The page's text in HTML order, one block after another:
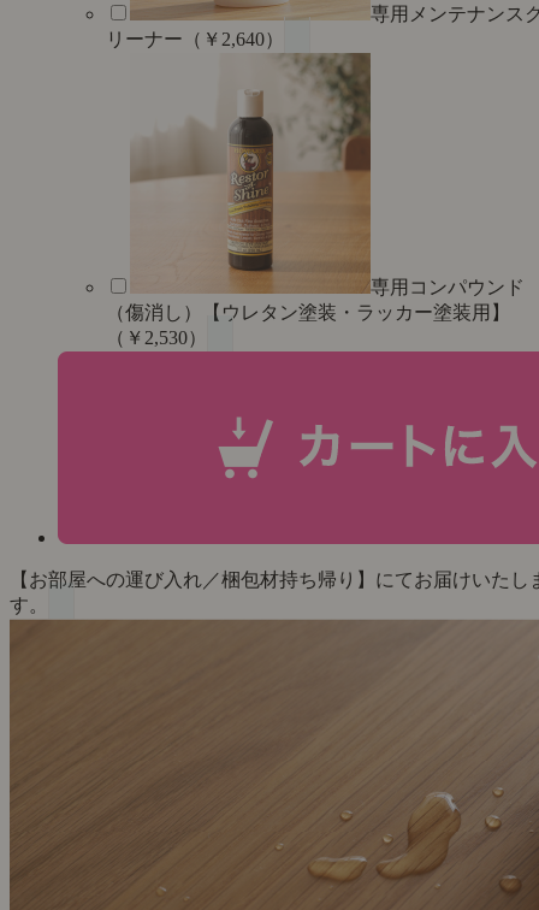
専用メンテナンス
リーナー（￥2,640）
専用コンパウンド
（傷消し）【ウレタン塗装・ラッカー塗装用】
（￥2,530）
【お部屋への運び入れ／梱包材持ち帰り】にてお届けいたし
す。